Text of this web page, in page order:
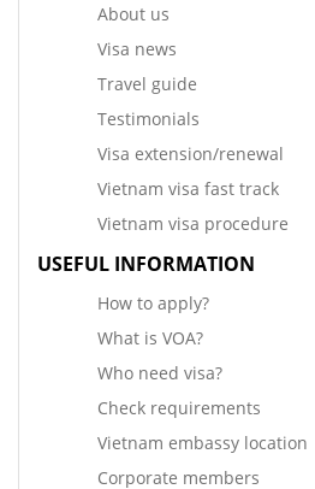
About us
Visa news
Travel guide
Testimonials
Visa extension/renewal
Vietnam visa fast track
Vietnam visa procedure
USEFUL INFORMATION
How to apply?
What is VOA?
Who need visa?
Check requirements
Vietnam embassy location
Corporate members